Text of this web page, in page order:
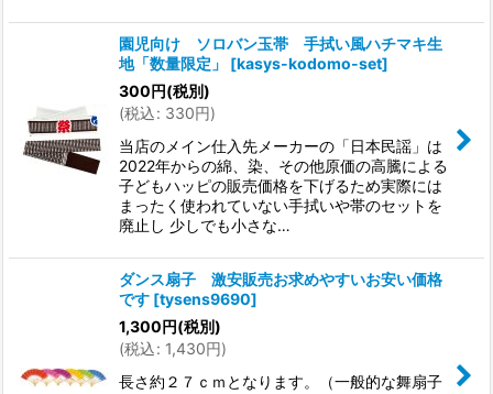
園児向け ソロバン玉帯 手拭い風ハチマキ生
地「数量限定」
[kasys-kodomo-set]
300円(税別)
(税込: 330円)
当店のメイン仕入先メーカーの「日本民謡」は
2022年からの綿、染、その他原価の高騰による
子どもハッピの販売価格を下げるため実際には
まったく使われていない手拭いや帯のセットを
廃止し 少しでも小さな…
ダンス扇子 激安販売お求めやすいお安い価格
です [tysens9690]
1,300円(税別)
(税込: 1,430円)
長さ約２７ｃｍとなります。（一般的な舞扇子